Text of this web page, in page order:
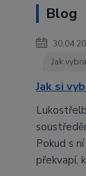
Blog
Jak
Jak si
Pokud s
překvapí,